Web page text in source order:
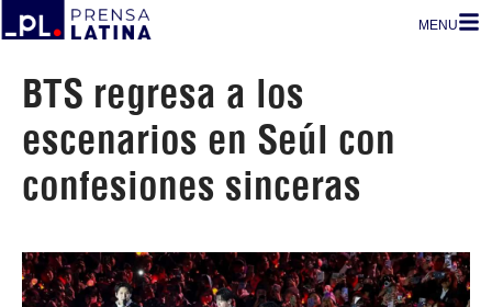
MENU
BTS regresa a los
escenarios en Seúl con
confesiones sinceras